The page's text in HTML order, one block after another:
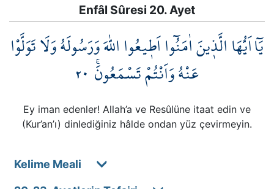
Enfâl Sûresi 20. Ayet
يَٓا اَيُّهَا الَّذ۪ينَ اٰمَنُٓوا اَط۪يعُوا اللّٰهَ وَرَسُولَهُ وَلَا تَوَلَّوْا
عَنْهُ وَاَنْتُمْ تَسْمَعُونَۚ ٢٠
Ey iman edenler! Allah’a ve Resûlüne itaat edin ve
(Kur’an’ı) dinlediğiniz hâlde ondan yüz çevirmeyin.
Kelime Meali